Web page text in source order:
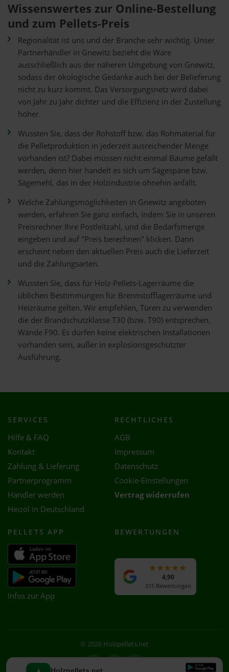
Wissenswertes zur Online-Bestellung
und zum Pellets-Preis
Regionalität ist uns und der Branche sehr wichtig. Unser
Partnerhändler in Gnewitz bezieht die Ware
ausschließlich aus der näheren Umgebung von Gnewitz,
sodass der ökologische Gedanke auch bei der Belieferung
nicht zu kurz kommt. Das Versorgungsnetz wird dabei
von Jahr zu Jahr dichter und die Effizienz in der Zustellung
höher.
Wussten Sie, dass der Rohstoff bzw. das Rohmaterial für
die Pelletproduktion in jederzeit ausreichender Menge
vorhanden ist? Dabei müssen nicht einmal Bäume gefällt
werden, denn hier handelt es sich um Sägespäne bzw.
Sägemehl, das in der Holzindustrie ohnehin anfällt.
Welche Zahlungsmöglichkeiten in Gnewitz angeboten
werden, erfahren Sie ganz einfach, indem Sie in unseren
Preisrechner Ihre Postleitzahl, und die Bedarfsmenge
eingeben und auf "Preis berechnen" klicken. Dann
erscheint neben den aktuellen Preis auch die Lieferzeit
und die Zahlungsarten.
Wussten Sie, dass für Holz-Pellets-Lagerräume die
üblichen Bestimmungen für Brennstofflagerräume und
Heizräume gelten. Wir empfehlen, Türen zu verwenden
die der Brandschutzklasse T30 (bzw. T90) entsprechen,
Wände F90. Es dürfen keine elektrischen Installationen
vorhanden sein, außer in explosionsgeschützter
Ausführung.
Holzpellets.net
SERVICES
Hilfe & FAQ
Kontakt
Zahlung & Lieferung
Partnerprogramm
Händler werden
Heizöl in Deutschland
RECHTLICHES
AGB
Impressum
Datenschutz
Cookie-Einstellungen
Vertrag widerrufen
PELLETS APP
Infos zur App
BEWERTUNGEN
4,90
315 Bewertungen
© 2026 Holzpellets.net
Facebook